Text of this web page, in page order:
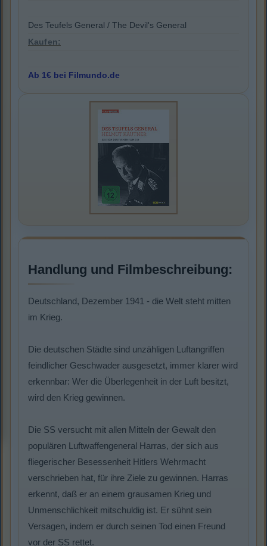
Des Teufels General / The Devil's General
Kaufen:
Ab 1€ bei Filmundo.de
Handlung und Filmbeschreibung:
Deutschland, Dezember 1941 - die Welt steht mitten
im Krieg.
Die deutschen Städte sind unzähligen Luftangriffen
feindlicher Geschwader ausgesetzt, immer klarer wird
erkennbar: Wer die Überlegenheit in der Luft besitzt,
wird den Krieg gewinnen.
Die SS versucht mit allen Mitteln der Gewalt den
populären Luftwaffengeneral Harras, der sich aus
fliegerischer Besessenheit Hitlers Wehrmacht
verschrieben hat, für ihre Ziele zu gewinnen. Harras
erkennt, daß er an einem grausamen Krieg und
Unmenschlichkeit mitschuldig ist. Er sühnt sein
Versagen, indem er durch seinen Tod einen Freund
vor der SS rettet.